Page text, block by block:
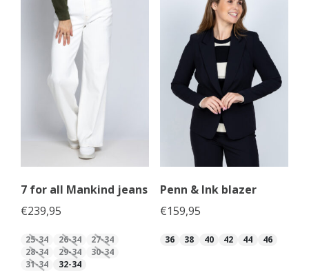
7 for all Mankind jeans
€239,95
25-34 26-34
27-34
28-34
29-34
30-34
31-34
32-34
Penn & Ink blazer
€159,95
36 38 40 42 44 46